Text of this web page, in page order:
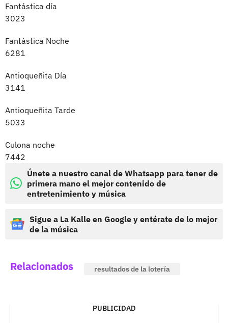
Fantástica día
3023
Fantástica Noche
6281
Antioqueñita Día
3141
Antioqueñita Tarde
5033
Culona noche
7442
Únete a nuestro canal de Whatsapp para tener de
primera mano el mejor contenido de
entretenimiento y música
Sigue a La Kalle en Google y entérate de lo mejor
de la música
Relacionados resultados de la lotería
PUBLICIDAD